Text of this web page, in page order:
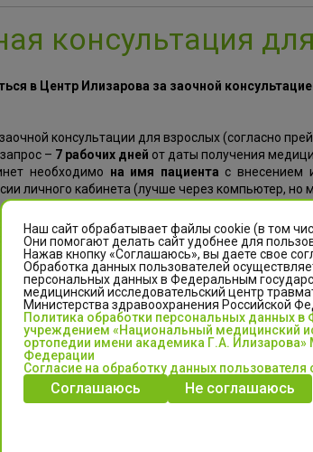
консультация
в Центр Илизарова за заочной
консультации для взрослых (согласно
– 7 рабочих дней от даты получения
необходимо на имя пациента с внесением
личного кабинета (лучше через компьютер, но
процесс заказа услуги. Услуга
не завершили заказ услуги.
консультациейскачать
обозначенного срока, напишите в чате
Наш сайт обрабатывает файлы cookie (в том
Они помогают делать сайт удобнее для
Нажав кнопку «Соглашаюсь», вы даете свое
Обработка данных пользователей
персональных данных в Федеральным
медицинский исследовательский центр
Министерства здравоохранения Российской
Политика обработки персональных данных
учреждением «Национальный медицинский
ортопедии имени академика Г.А. Илизарова»
Федерации
Согласие на обработку данных пользователя
Соглашаюсь Не соглашаюсь